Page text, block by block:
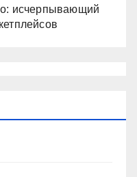
исчерпывающий